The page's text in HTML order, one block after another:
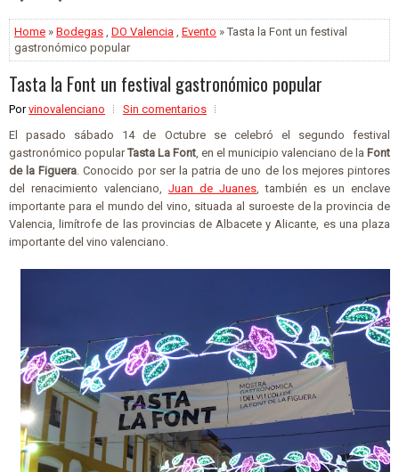
Home » Bodegas DO Valencia Evento » Tasta la Font un festival
gastronómico popular
Tasta la Font un festival gastronómico popular
Porvinovalenciano
Sin comentarios
El pasado sábado 14 de Octubre se celebró el segundo festival
gastronómico popularTasta La Font , en el municipio valenciano de la Font
de la Figuera . Conocido por ser la patria de uno de los mejores pintores
del renacimiento valenciano, Juan de Juanes , también es un enclave
importante para el mundo del vino, situada al suroeste de la provincia de
Valencia, limítrofe de las provincias de Albacete y Alicante, es una plaza
importante del vino valenciano.